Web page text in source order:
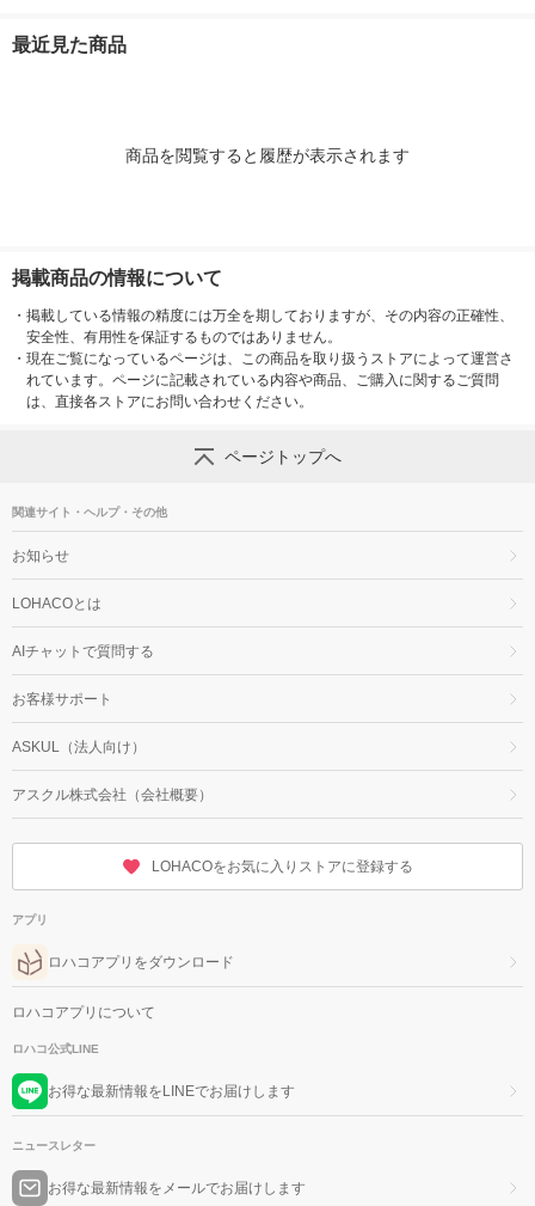
最近見た商品
商品を閲覧すると履歴が表示されます
掲載商品の情報について
・ 掲載している情報の精度には万全を期しておりますが、その内容の正確性、
安全性、有用性を保証するものではありません。
・ 現在ご覧になっているページは、この商品を取り扱うストアによって運営さ
れています。ページに記載されている内容や商品、ご購入に関するご質問
は、直接各ストアにお問い合わせください。
ページトップへ
関連サイト・ヘルプ・その他
お知らせ
LOHACOとは
AIチャットで質問する
お客様サポート
ASKUL（法人向け）
アスクル株式会社（会社概要）
LOHACOをお気に入りストアに登録する
アプリ
ロハコアプリをダウンロード
ロハコアプリについて
ロハコ公式LINE
お得な最新情報をLINEでお届けします
ニュースレター
お得な最新情報をメールでお届けします